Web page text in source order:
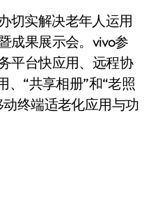
成果展示会。vivo参
平台快应用、远程协
、“共享相册”和“老照
终端适老化应用与功